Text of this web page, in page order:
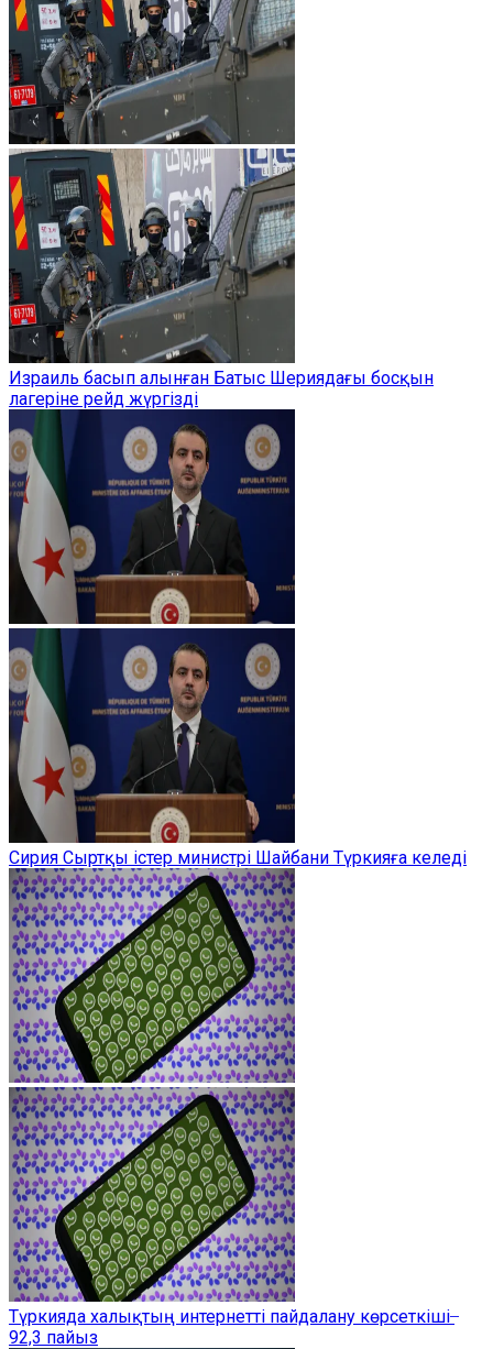
Израиль басып алынған Батыс Шериядағы босқын
лагеріне рейд жүргізді
Сирия Сыртқы істер министрі Шайбани Түркияға келеді
Түркияда халықтың интернетті пайдалану көрсеткіші ̶
92,3 пайыз